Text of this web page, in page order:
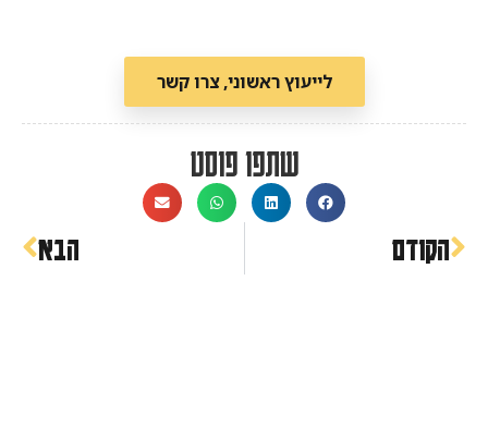
לייעוץ ראשוני, צרו קשר
שתפו פוסט
הקודם הבא